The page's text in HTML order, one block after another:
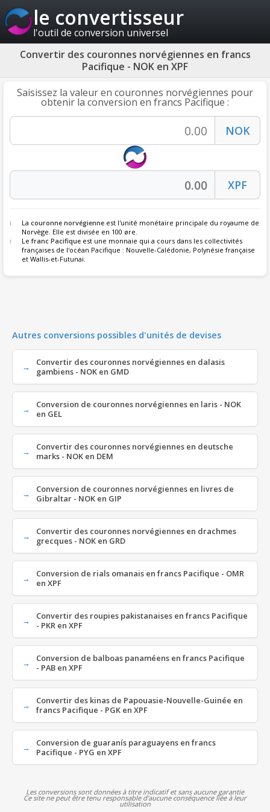
le convertisseur
l'outil de conversion universel
Convertir des couronnes norvégiennes en francs
Pacifique - NOK en XPF
Saisissez la valeur en couronnes norvégiennes pour
obtenir la conversion en francs Pacifique :
La couronne norvégienne est l'unité monétaire principale du royaume de
Norvège. Elle est divisée en 100 øre.
Lefranc Pacifique est une monnaie qui a cours dans les collectivités
françaises de l'océan Pacifique : Nouvelle-Calédonie, Polynésie française
et Wallis-et-Futunai.
Autres conversions possibles d'unités de devises
Convertir des couronnes norvégiennes en dalasis
gambiens - NOK en GMD
Conversion de couronnes norvégiennes en laris - NOK
en GEL
Convertir des couronnes norvégiennes en deutsche
marks - NOK en DEM
Conversion de couronnes norvégiennes en livres de
Gibraltar - NOK en GIP
Convertir des couronnes norvégiennes en drachmes
grecques - NOK en GRD
Conversion de rials omanais en francs Pacifique - OMR
en XPF
Convertir des roupies pakistanaises en francs Pacifique
- PKR en XPF
Conversion de balboas panaméens en francs Pacifique
- PAB en XPF
Convertir des kinas de Papouasie-Nouvelle-Guinée en
francs Pacifique - PGK en XPF
Conversion de guaranís paraguayens en francs
Pacifique - PYG en XPF
Les conversions sont données à titre indicatif et sans aucune garantie
Ce site ne peut être tenu responsable d'aucune conséquence liée à leur
utilisation